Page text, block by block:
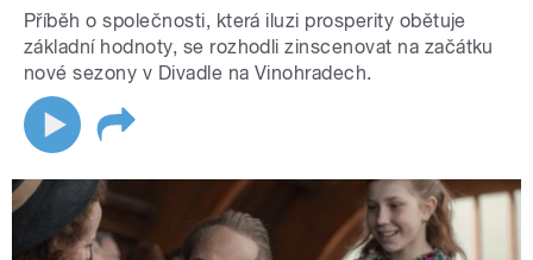
Příběh o společnosti, která iluzi prosperity obětuje
základní hodnoty, se rozhodli zinscenovat na začátku
nové sezony v Divadle na Vinohradech.